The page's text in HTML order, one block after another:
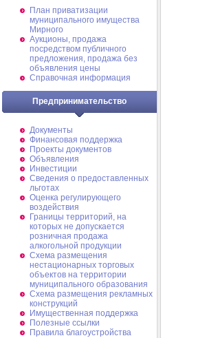
План приватизации
муниципального имущества
Мирного
Аукционы, продажа
посредством публичного
предложения, продажа без
объявления цены
Справочная информация
Предпринимательство
Документы
Финансовая поддержка
Проекты документов
Объявления
Инвестиции
Сведения о предоставленных
льготах
Оценка регулирующего
воздействия
Границы территорий, на
которых не допускается
розничная продажа
алкогольной продукции
Схема размещения
нестационарных торговых
объектов на территории
муниципального образования
Схема размещения рекламных
конструкций
Имущественная поддержка
Полезные ссылки
Правила благоустройства